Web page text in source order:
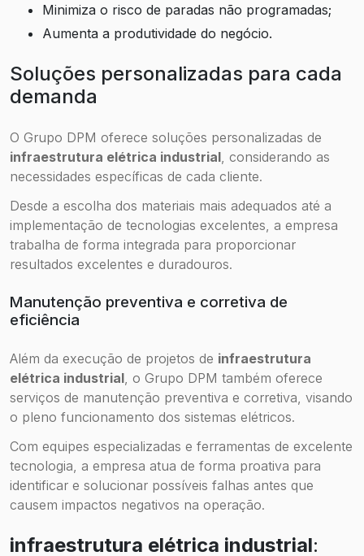
Minimiza o risco de paradas não programadas;
Aumenta a produtividade do negócio.
Soluções personalizadas para cada
demanda
O Grupo DPM oferece soluções personalizadas de
infraestrutura elétrica industrial , considerando as
necessidades específicas de cada cliente.
Desde a escolha dos materiais mais adequados até a
implementação de tecnologias excelentes, a empresa
trabalha de forma integrada para proporcionar
resultados excelentes e duradouros.
Manutenção preventiva e corretiva de
eficiência
Além da execução de projetos de infraestrutura
elétrica industrial , o Grupo DPM também oferece
serviços de manutenção preventiva e corretiva, visando
o pleno funcionamento dos sistemas elétricos.
Com equipes especializadas e ferramentas de excelente
tecnologia, a empresa atua de forma proativa para
identificar e solucionar possíveis falhas antes que
causem impactos negativos na operação.
infraestrutura elétrica industrial: